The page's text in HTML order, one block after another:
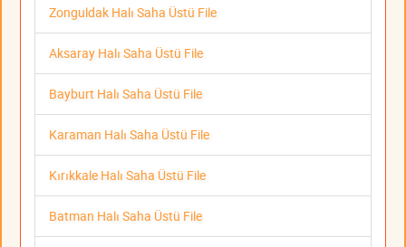
Zonguldak Halı Saha Üstü File
Aksaray Halı Saha Üstü File
Bayburt Halı Saha Üstü File
Karaman Halı Saha Üstü File
Kırıkkale Halı Saha Üstü File
Batman Halı Saha Üstü File